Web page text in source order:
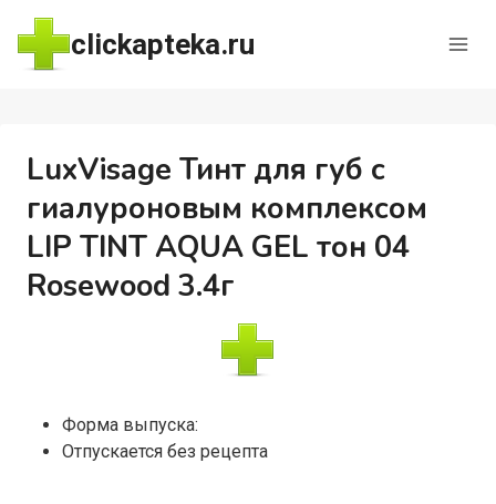
Перейти
содержимому
clickapteka.ru
LuxVisage Тинт для губ с
гиалуроновым комплексом
LIP TINT AQUA GEL тон 04
Rosewood 3.4г
Форма выпуска:
Отпускается без рецепта